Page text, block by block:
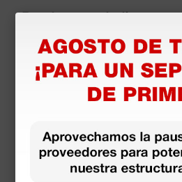
Productos similares